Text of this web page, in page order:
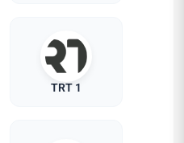
TRT 1